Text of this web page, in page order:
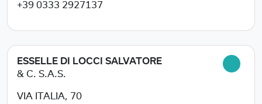
+39 0333 2927137
ESSELLE DI LOCCI SALVATORE
& C. S.A.S.
VIA ITALIA, 70